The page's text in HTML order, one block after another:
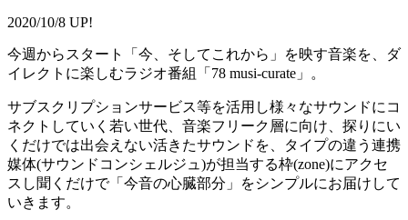
2020/10/8 UP!
今週からスタート「今、そしてこれから」を映す音楽を、ダ
イレクトに楽しむラジオ番組「78 musi-curate」。
サブスクリプションサービス等を活用し様々なサウンドにコ
ネクトしていく若い世代、音楽フリーク層に向け、探りにい
くだけでは出会えない活きたサウンドを、タイプの違う連携
媒体(サウンドコンシェルジュ)が担当する枠(zone)にアクセ
スし聞くだけで「今音の心臓部分」をシンプルにお届けして
いきます。